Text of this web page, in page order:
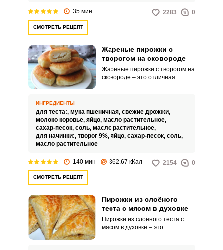
пирожки", из-за отсутствия
35 мин 2283 0
СМОТРЕТЬ РЕЦЕПТ
Жареные пирожки с
творогом на сковороде
Жареные пирожки с творогом на
сковороде – это отличная
вкусности.
ИНГРЕДИЕНТЫ
для теста:, мука пшеничная, свежие дрожжи,
молоко коровье, яйцо, масло растительное,
сахар-песок, соль, масло растительное,
для начинки:, творог 9%, яйцо, сахар-песок, соль,
масло растительное
140 мин 362.67 кКал 2154 0
СМОТРЕТЬ РЕЦЕПТ
Пирожки из слоёного
теста с мясом в духовке
Пирожки из слоёного теста с
мясом в духовке – это